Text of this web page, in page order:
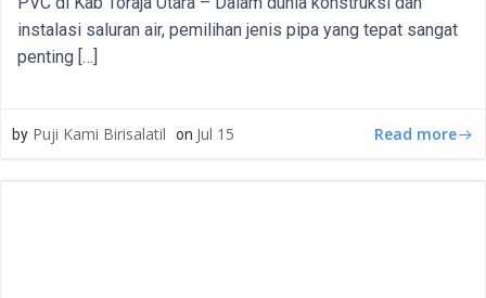
instalasi saluran air, pemilihan jenis pipa yang tepat sangat
penting […]
by Puji Kami Birisalatil on Jul 15 Read more